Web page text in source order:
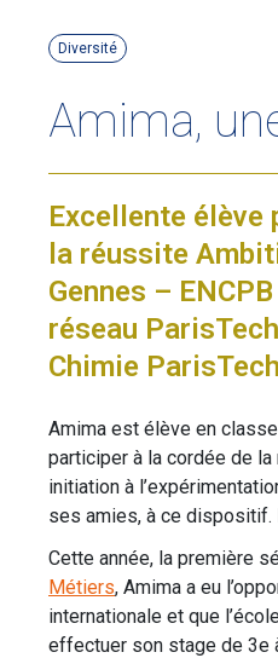
Diversité
Amima,
Excellente élève
la réussite
Gennes –
réseau
Chimie
Amima est élève en
participer à la cordée de
initiation à
ses amies, à ce dispositif.
Cette année, la première
Métiers, Amima a eu
internationale et que
effectuer son stage de 3e